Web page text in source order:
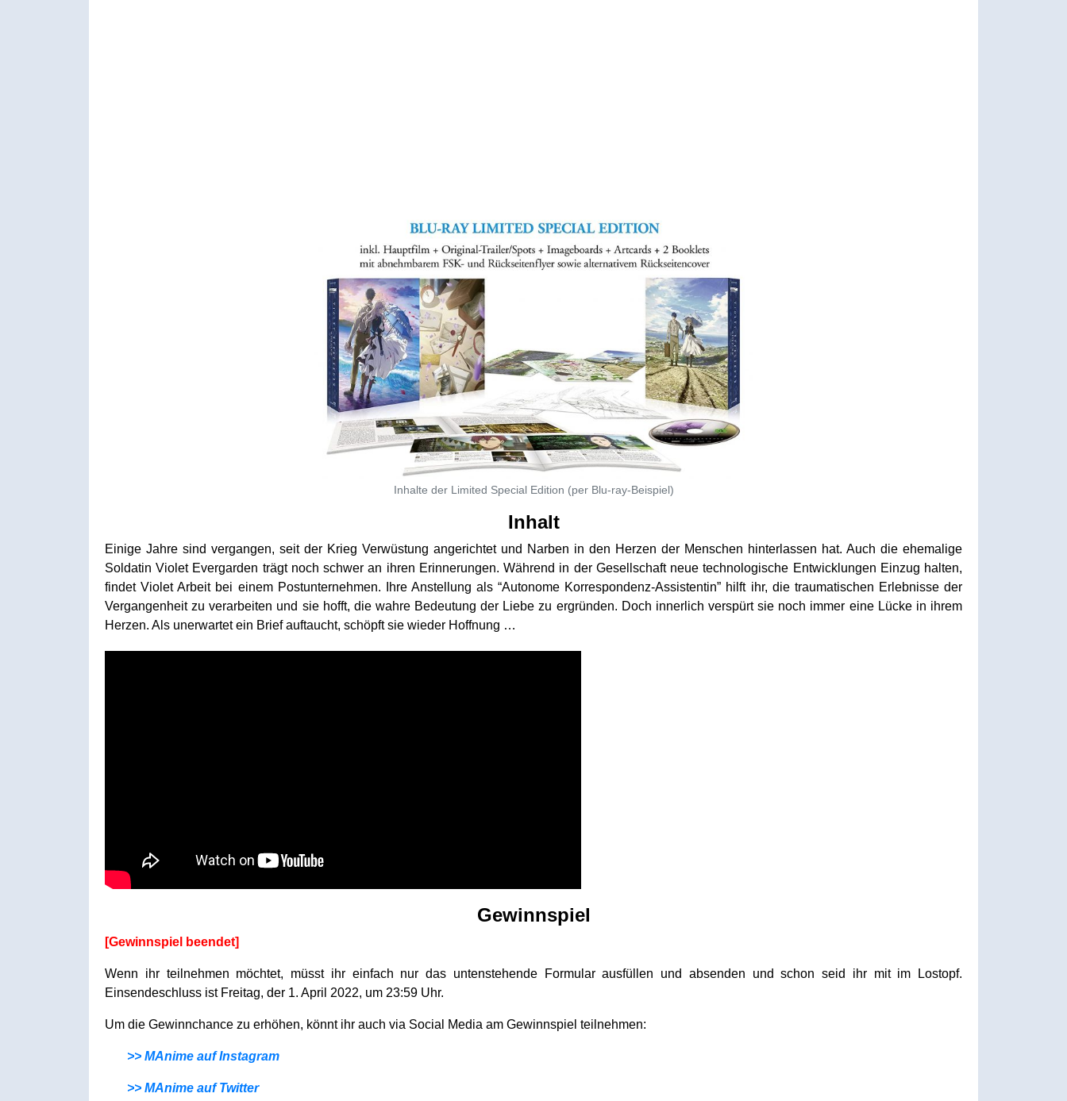
Inhalte der Limited Special Edition (per Blu-ray-Beispiel)
Inhalt
Einige Jahre sind vergangen, seit der Krieg Verwüstung angerichtet und Narben in den Herzen der Menschen hinterlassen hat. Auch die ehemalige
Soldatin Violet Evergarden trägt noch schwer an ihren Erinnerungen. Während in der Gesellschaft neue technologische Entwicklungen Einzug halten,
findet Violet Arbeit bei einem Postunternehmen. Ihre Anstellung als “Autonome Korrespondenz-Assistentin” hilft ihr, die traumatischen Erlebnisse der
Vergangenheit zu verarbeiten und sie hofft, die wahre Bedeutung der Liebe zu ergründen. Doch innerlich verspürt sie noch immer eine Lücke in ihrem
Herzen. Als unerwartet ein Brief auftaucht, schöpft sie wieder Hoffnung …
Gewinnspiel
[Gewinnspiel beendet]
Wenn ihr teilnehmen möchtet, müsst ihr einfach nur das untenstehende Formular ausfüllen und absenden und schon seid ihr mit im Lostopf.
Einsendeschluss ist Freitag, der 1. April 2022, um 23:59 Uhr.
Um die Gewinnchance zu erhöhen, könnt ihr auch via Social Media am Gewinnspiel teilnehmen:
>> MAnime auf Instagram
>> MAnime auf Twitter